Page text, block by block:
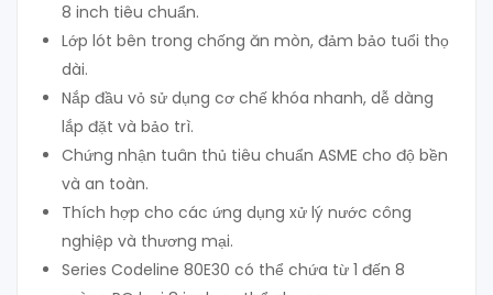
8 inch tiêu chuẩn.
Lớp lót bên trong chống ăn mòn, đảm bảo tuổi thọ
dài.
Nắp đầu vỏ sử dụng cơ chế khóa nhanh, dễ dàng
lắp đặt và bảo trì.
Chứng nhận tuân thủ tiêu chuẩn ASME cho độ bền
và an toàn.
Thích hợp cho các ứng dụng xử lý nước công
nghiệp và thương mại.
Series Codeline 80E30 có thể chứa từ 1 đến 8